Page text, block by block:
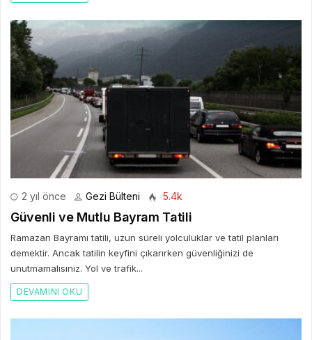
2 yıl önce Gezi Bülteni 5.4k
Güvenli ve Mutlu Bayram Tatili
Ramazan Bayramı tatili, uzun süreli yolculuklar ve tatil planları
demektir. Ancak tatilin keyfini çıkarırken güvenliğinizi de
unutmamalısınız. Yol ve trafik...
DEVAMINI OKU